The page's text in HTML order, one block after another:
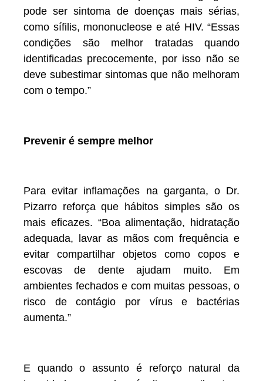
pode ser sintoma de doenças mais sérias,
como sífilis, mononucleose e até HIV. “Essas
condições são melhor tratadas quando
identificadas precocemente, por isso não se
deve subestimar sintomas que não melhoram
com o tempo.”
Prevenir é sempre melhor
Para evitar inflamações na garganta, o Dr.
Pizarro reforça que hábitos simples são os
mais eficazes. “Boa alimentação, hidratação
adequada, lavar as mãos com frequência e
evitar compartilhar objetos como copos e
escovas de dente ajudam muito. Em
ambientes fechados e com muitas pessoas, o
risco de contágio por vírus e bactérias
aumenta.”
E quando o assunto é reforço natural da